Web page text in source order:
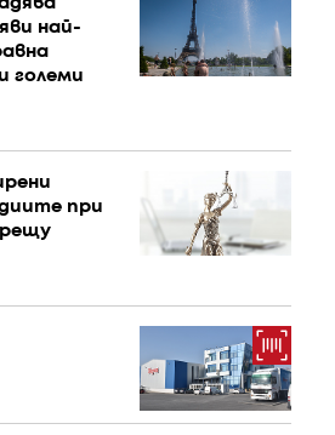
най-
големи
при